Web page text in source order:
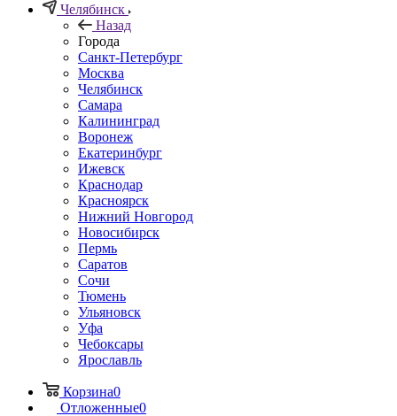
Челябинск
Назад
Города
Санкт-Петербург
Москва
Челябинск
Самара
Калининград
Воронеж
Екатеринбург
Ижевск
Краснодар
Красноярск
Нижний Новгород
Новосибирск
Пермь
Саратов
Сочи
Тюмень
Ульяновск
Уфа
Чебоксары
Ярославль
Корзина0
Отложенные0